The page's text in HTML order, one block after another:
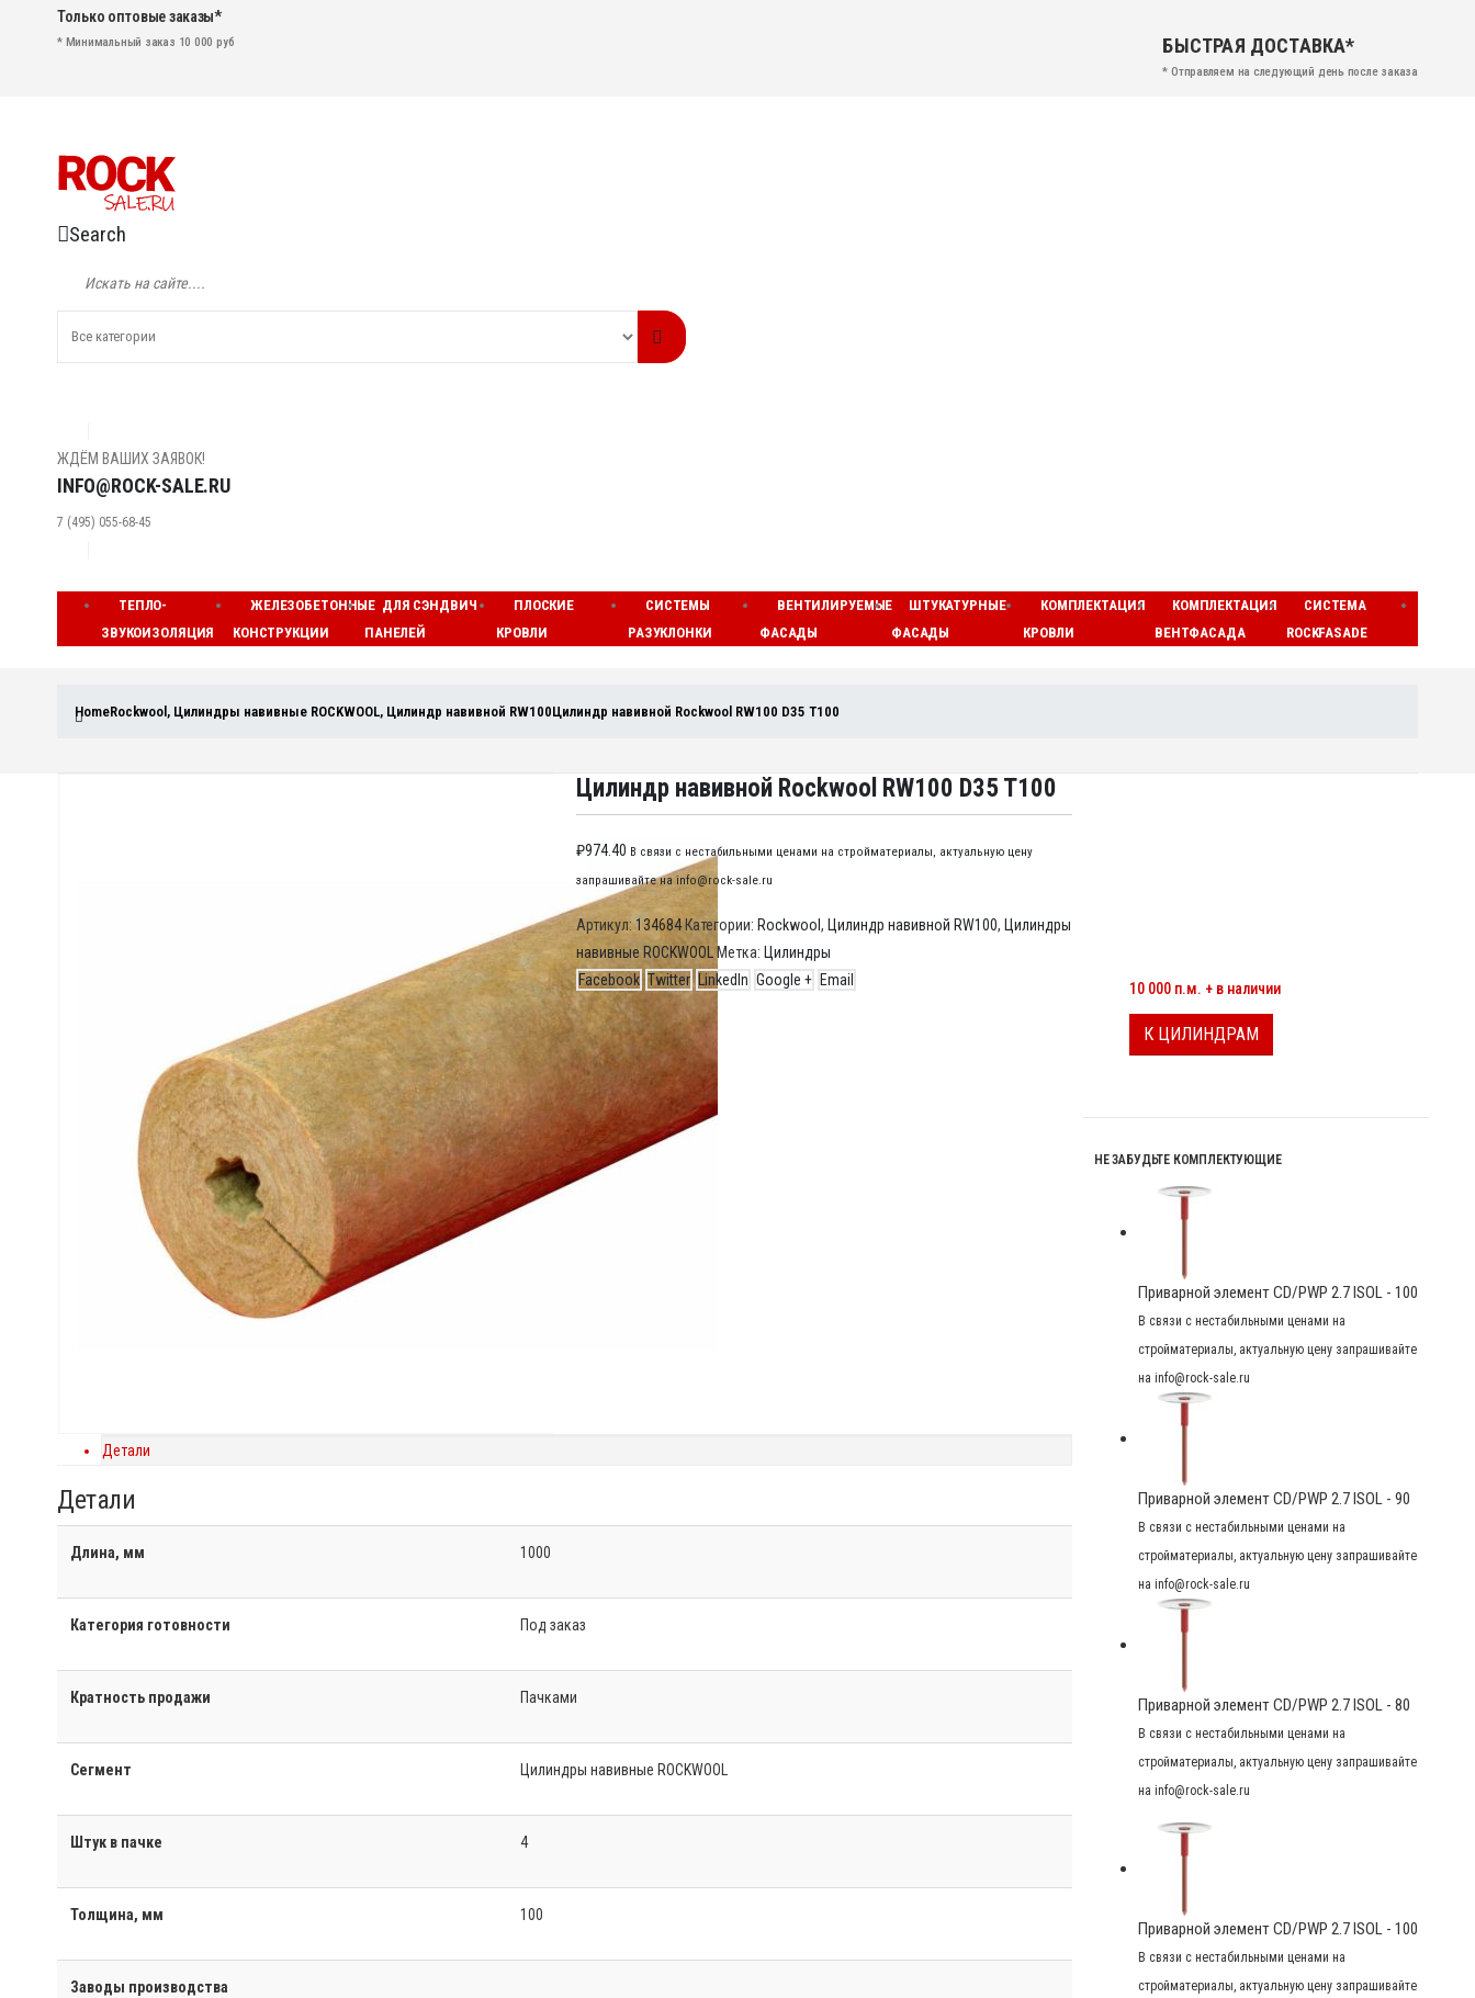
БЫСТРАЯ ДОСТАВКА*
* Отправляем на следующий день после заказа
Только оптовые заказы*
* Минимальный заказ 10 000 руб
Search
ЖДЁМ ВАШИХ ЗАЯВОК!
INFO@ROCK-SALE.RU
7 (495) 055-68-45
ТЕПЛО-
ЗВУКОИЗОЛЯЦИЯ
ЖЕЛЕЗОБЕТОННЫЕ
КОНСТРУКЦИИ
ДЛЯ СЭНДВИЧ
ПАНЕЛЕЙ
ПЛОСКИЕ
КРОВЛИ
СИСТЕМЫ
РАЗУКЛОНКИ
ВЕНТИЛИРУЕМЫЕ
ФАСАДЫ
ШТУКАТУРНЫЕ
ФАСАДЫ
КОМПЛЕКТАЦИЯ
КРОВЛИ
КОМПЛЕКТАЦИЯ
ВЕНТФАСАДА
СИСТЕМА
ROCKFASADE
HomeRockwool , Цилиндры навивные ROCKWOOL, Цилиндр навивной RW100Цилиндр навивной Rockwool RW100 D35 T100
Цилиндр навивной Rockwool RW100 D35 T100
₽974.40 В связи с нестабильными ценами на стройматериалы, актуальную цену
запрашивайте на info@rock-sale.ru
Артикул:134684 Категории: Rockwool , Цилиндр навивной RW100, Цилиндры
навивные ROCKWOOL Метка: Цилиндры
Facebook Twitter LinkedIn Google + Email
Детали
Детали
Длина, мм 1000
Категория готовности Под заказ
Кратность продажи Пачками
Сегмент Цилиндры навивные ROCKWOOL
Штук в пачке 4
Толщина, мм 100
Заводы производства
10 000 п.м. + в наличии
К ЦИЛИНДРАМ
НЕ ЗАБУДЬТЕ КОМПЛЕКТУЮЩИЕ
Приварной элемент CD/PWP 2.7 ISOL - 100
В связи с нестабильными ценами на
стройматериалы, актуальную цену запрашивайте
на info@rock-sale.ru
Приварной элемент CD/PWP 2.7 ISOL - 90
В связи с нестабильными ценами на
стройматериалы, актуальную цену запрашивайте
на info@rock-sale.ru
Приварной элемент CD/PWP 2.7 ISOL - 80
В связи с нестабильными ценами на
стройматериалы, актуальную цену запрашивайте
на info@rock-sale.ru
Приварной элемент CD/PWP 2.7 ISOL - 100
В связи с нестабильными ценами на
стройматериалы, актуальную цену запрашивайте